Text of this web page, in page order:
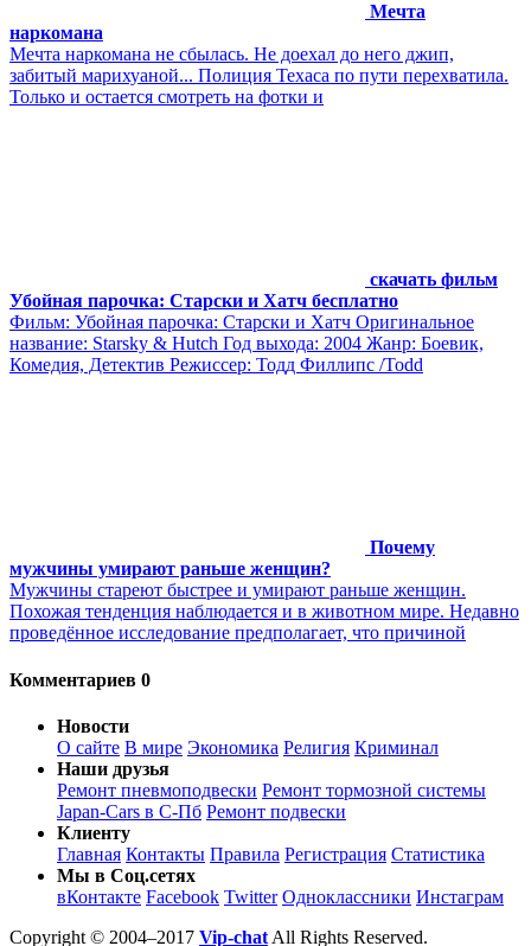
Мечта
наркомана
Мечта наркомана не сбылась. Не доехал до него джип,
забитый марихуаной... Полиция Техаса по пути перехватила.
Только и остается смотреть на фотки и
скачать фильм
Убойная парочка: Старски и Хатч бесплатно
Фильм: Убойная парочка: Старски и Хатч Оригинальное
название: Starsky & Hutch Год выхода: 2004 Жанр: Боевик,
Комедия, Детектив Режиссер: Тодд Филлипс /Todd
Почему
мужчины умирают раньше женщин?
Мужчины стареют быстрее и умирают раньше женщин.
Похожая тенденция наблюдается и в животном мире. Недавно
проведённое исследование предполагает, что причиной
Комментариев 0
Новости
О сайте В мире Экономика Религия Криминал
Наши друзья
Ремонт пневмоподвески Ремонт тормозной системы
Japan-Cars в С-Пб Ремонт подвески
Клиенту
Главная Контакты Правила Регистрация Статистика
Мы в Соц.сетях
вКонтакте Facebook Twitter Одноклассники Инстаграм
Copyright © 2004–2017 Vip-chat All Rights Reserved.